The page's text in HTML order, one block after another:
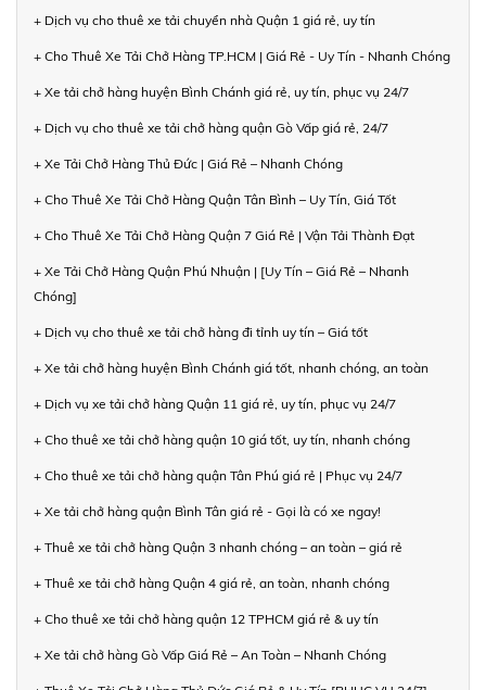
+ Dịch vụ cho thuê xe tải chuyển nhà Quận 1 giá rẻ, uy tín
+ Cho Thuê Xe Tải Chở Hàng TP.HCM | Giá Rẻ - Uy Tín - Nhanh Chóng
+ Xe tải chở hàng huyện Bình Chánh giá rẻ, uy tín, phục vụ 24/7
+ Dịch vụ cho thuê xe tải chở hàng quận Gò Vấp giá rẻ, 24/7
+ Xe Tải Chở Hàng Thủ Đức | Giá Rẻ – Nhanh Chóng
+ Cho Thuê Xe Tải Chở Hàng Quận Tân Bình – Uy Tín, Giá Tốt
+ Cho Thuê Xe Tải Chở Hàng Quận 7 Giá Rẻ | Vận Tải Thành Đạt
+ Xe Tải Chở Hàng Quận Phú Nhuận | [Uy Tín – Giá Rẻ – Nhanh
Chóng]
+ Dịch vụ cho thuê xe tải chở hàng đi tỉnh uy tín – Giá tốt
+ Xe tải chở hàng huyện Bình Chánh giá tốt, nhanh chóng, an toàn
+ Dịch vụ xe tải chở hàng Quận 11 giá rẻ, uy tín, phục vụ 24/7
+ Cho thuê xe tải chở hàng quận 10 giá tốt, uy tín, nhanh chóng
+ Cho thuê xe tải chở hàng quận Tân Phú giá rẻ | Phục vụ 24/7
+ Xe tải chở hàng quận Bình Tân giá rẻ - Gọi là có xe ngay!
+ Thuê xe tải chở hàng Quận 3 nhanh chóng – an toàn – giá rẻ
+ Thuê xe tải chở hàng Quận 4 giá rẻ, an toàn, nhanh chóng
+ Cho thuê xe tải chở hàng quận 12 TPHCM giá rẻ & uy tín
+ Xe tải chở hàng Gò Vấp Giá Rẻ – An Toàn – Nhanh Chóng